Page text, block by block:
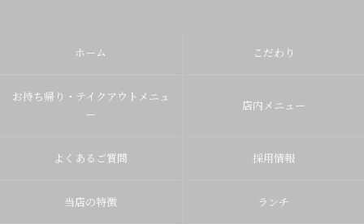
ホーム こだわり
お持ち帰り・テイクアウトメニュ
ー
店内メニュー
よくあるご質問 採用情報
当店の特徴 ランチ